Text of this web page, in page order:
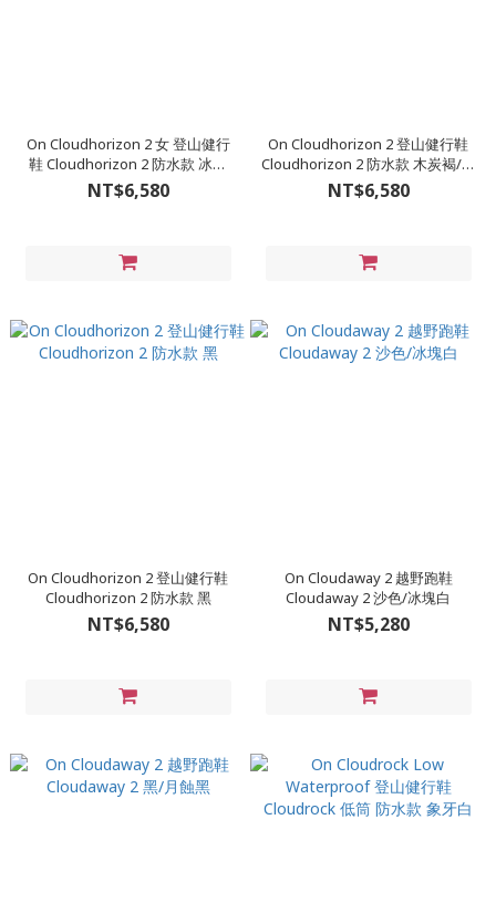
On Cloudhorizon 2 女 登山健行
鞋 Cloudhorizon 2 防水款 冰川
灰/象牙白
NT$6,580
On Cloudhorizon 2 登山健行鞋
Cloudhorizon 2 防水款 木炭褐/米
白
NT$6,580
On Cloudhorizon 2 登山健行鞋
Cloudhorizon 2 防水款 黑
NT$6,580
On Cloudaway 2 越野跑鞋
Cloudaway 2 沙色/冰塊白
NT$5,280